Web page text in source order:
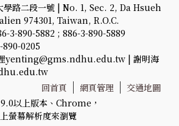
學路二段一號 | No. 1, Sec. 2, Da Hsueh
974301, Taiwan, R.O.C.
3-890-5882 ; 886-3-890-5889
890-0205
yenting@gms.ndhu.edu.tw | 謝明海
回首頁
網頁管理
交通地圖
以上版本、Chrome，
螢幕解析度來瀏覽